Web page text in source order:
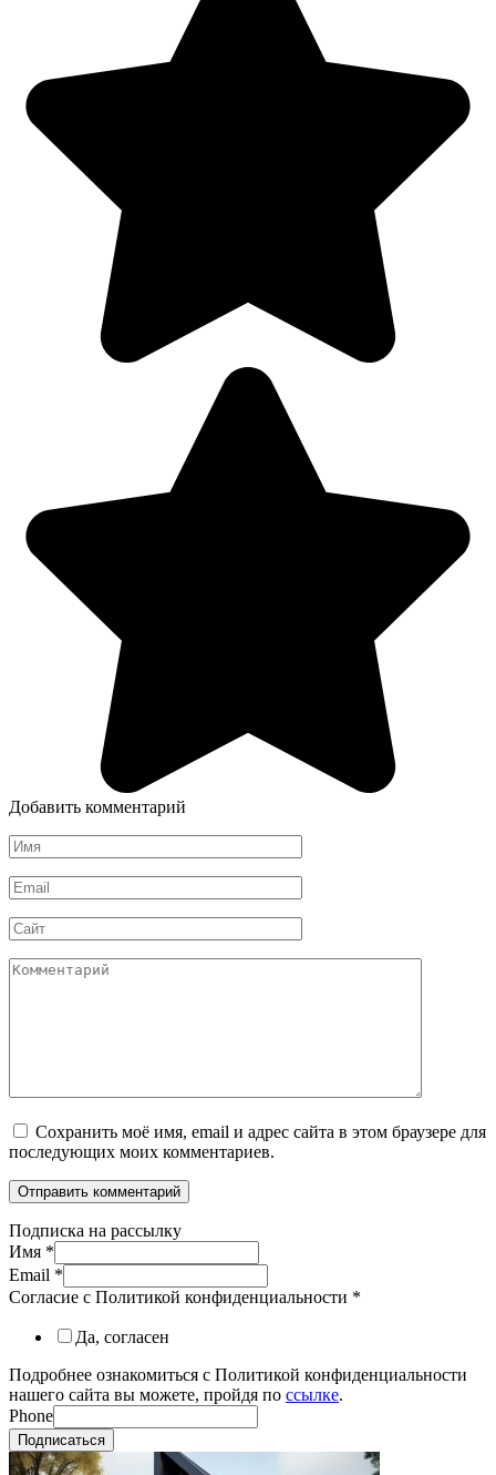
Добавить комментарий
Имя
*
Email
*
Сайт
Комментарий
Сохранить моё имя, email и адрес сайта в этом браузере для
последующих моих комментариев.
Подписка на рассылку
Имя *
Email *
Согласие с Политикой конфиденциальности *
Да, согласен
Подробнее ознакомиться с Политикой конфиденциальности
нашего сайта вы можете, пройдя по ссылке.
Phone
Подписаться